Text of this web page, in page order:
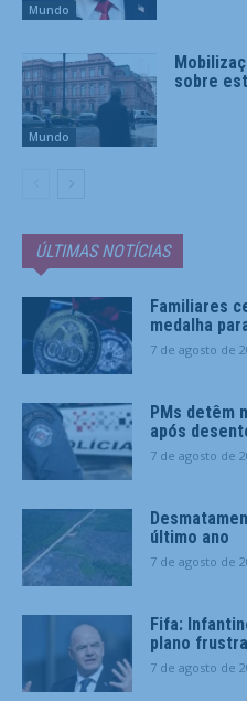
Mundo
Mundo
sobre
ÚLTIMAS NOTÍCIAS
Familiares
medalha
7 de agosto de
PMs detêm
após
7 de agosto de
último ano
7 de agosto de
Fifa:
plano
7 de agosto de